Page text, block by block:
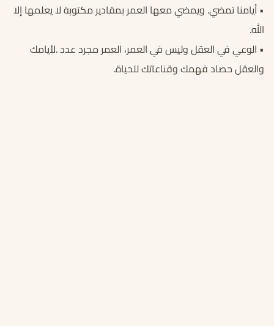
• أيامنا تمضي. ويمضي معها العمر بمقادير مكتوبة لا يعلمها إلا
الله.
• ‏الوعي في العقل وليس في العمر، العمر مجرد عدد .لأيامك
والعقل حصاد فهمك وقناعاتك للحياة.